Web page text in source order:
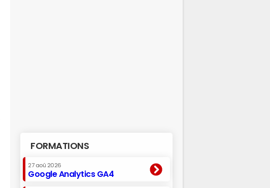
FORMATIONS
27 aoû 2026
Google Analytics GA4